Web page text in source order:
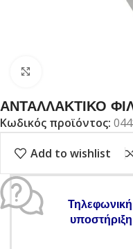
ΑΝΤΑΛΛΑΚΤΙΚΟ
Κωδικός προϊόντος:
Add to wishlist
Τηλεφωνική
υποστήριξη